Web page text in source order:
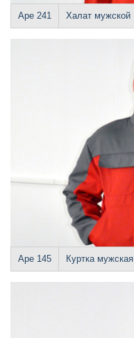
Аре 241 Халат мужской
Аре 145 Куртка мужская